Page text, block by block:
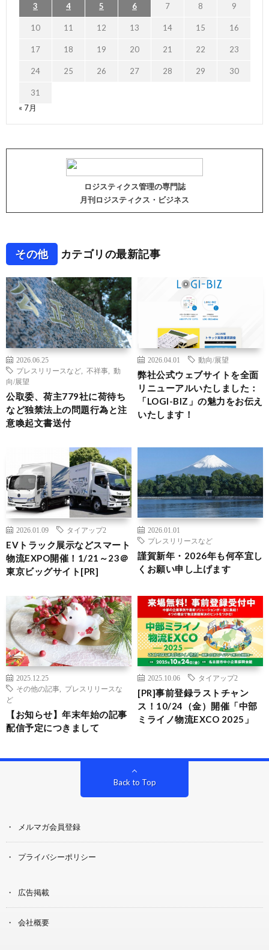
3 4 5 6 7 8 9
10 11 12 13 14 15 16
17 18 19 20 21 22 23
24 25 26 27 28 29 30
31
« 7月
ロジスティクス管理の専門誌
月刊ロジスティクス・ビジネス
その他 カテゴリの最新記事
2026.06.25
プレスリリースなど
不祥事
動
向/展望
公取委、荷主779社に荷待ち
など独禁法上の問題行為と注
意喚起文書送付
2026.04.01 動向/展望
弊社公式ウェブサイトを全面
リニューアルいたしました：
「LOGI-BIZ」の魅力をお伝え
いたします！
2026.01.09 タイアップ2
EVトラック展示などスマート
物流EXPO開催！1/21～23＠
東京ビッグサイト[PR]
2026.01.01
プレスリリースなど
謹賀新年・2026年も何卒宜し
くお願い申し上げます
2025.12.25
その他の記事
プレスリリースな
ど
【お知らせ】年末年始の記事
配信予定につきまして
2025.10.06 タイアップ2
[PR]事前登録ラストチャン
ス！10/24（金）開催「中部
ミライノ物流EXCO 2025」
Back to Top
メルマガ会員登録
プライバシーポリシー
広告掲載
会社概要